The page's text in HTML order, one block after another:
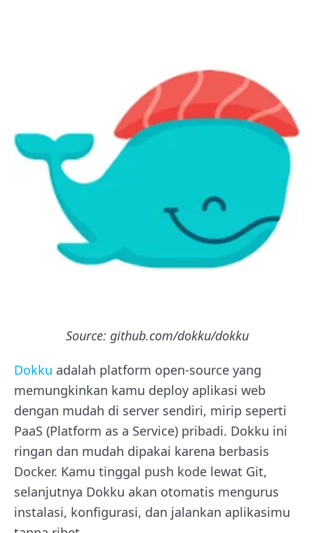
Source: github.com/dokku/dokku
Dokku adalah platform open-source yang
memungkinkan kamu deploy aplikasi web
dengan mudah di server sendiri, mirip seperti
PaaS (Platform as a Service) pribadi. Dokku ini
ringan dan mudah dipakai karena berbasis
Docker. Kamu tinggal push kode lewat Git,
selanjutnya Dokku akan otomatis mengurus
instalasi, konfigurasi, dan jalankan aplikasimu